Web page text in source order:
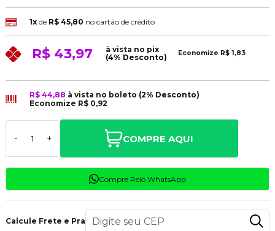
1xde R$ 45,80 no cartão de crédito
R$ 43,97
à vista no pix
(4% Desconto)
Economize R$ 1,83
R$ 44,88 à vista no boleto (2% Desconto)
Economize R$ 0,92
- + COMPRE AQUI
Compre Pelo WhatsApp
Calcule Frete e Prazo